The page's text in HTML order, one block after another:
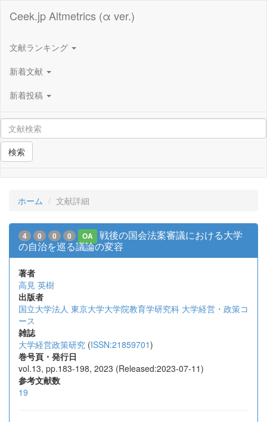
Ceek.jp Altmetrics (α ver.)
文献ランキング
新着文献
新着投稿
検索
ホーム 文献詳細
4 0 0 0 OA
戦後の国会法案審議における大学
の自治を巡る議論の変容
著者
高見 英樹
出版者
国立大学法人 東京大学大学院教育学研究科 大学経営・政策コ
ース
雑誌
大学経営政策研究 (ISSN:21859701)
巻号頁・発行日
vol.13, pp.183-198, 2023 (Released:2023-07-11)
参考文献数
19